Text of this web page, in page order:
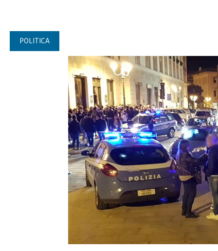
POLITICA